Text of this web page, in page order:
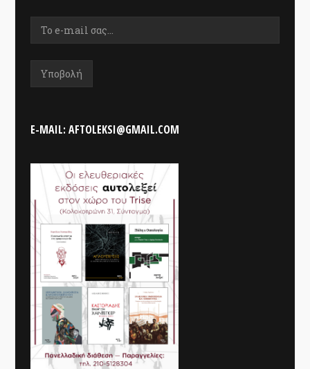
E-MAIL: AFTOLEKSI@GMAIL.COM